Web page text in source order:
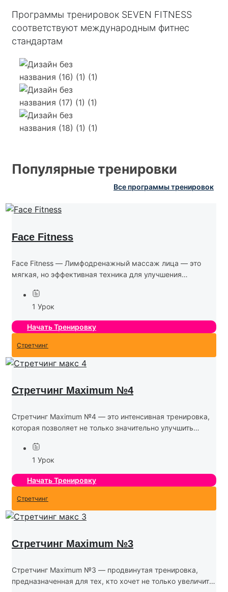
Программы тренировок SEVEN FITNESS
соответствуют международным фитнес
стандартам
тренировки
Популярные
Все программы тренировок
Face Fitness
Face Fitness — Лимфодренажный массаж лица — это
мягкая, но эффективная техника для улучшения
естественного сияния лица. Тренировка включает
комплекс массажных движений, направленных на...
1 Урок
Начать Тренировку
Стретчинг
Стретчинг Maximum №4
Стретчинг Maximum №4 — это интенсивная тренировка,
которая позволяет не только значительно улучшить
программе используются сложные и продолжительные
растяжки, а также...
1 Урок
Начать Тренировку
Стретчинг
Стретчинг Maximum №3
Стретчинг Maximum №3 — продвинутая тренировка,
предназначенная для тех, кто хочет не только увеличить